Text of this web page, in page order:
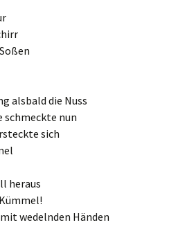
alsbald die Nuss
schmeckte nun
sich
heraus
wedelnden Händen